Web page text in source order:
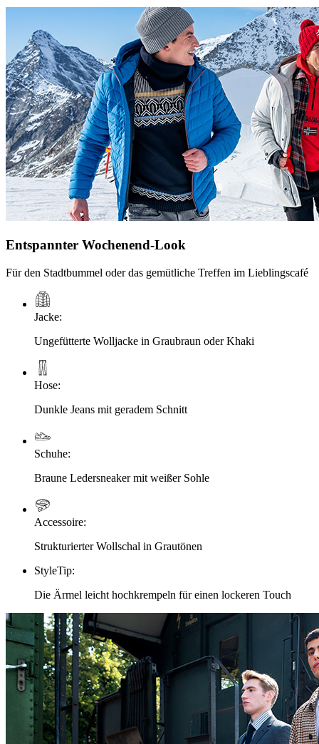
Entspannter Wochenend-Look
Für den Stadtbummel oder das gemütliche Treffen im Lieblingscafé
Jacke:
Ungefütterte Wolljacke in Graubraun oder Khaki
Hose:
Dunkle Jeans mit geradem Schnitt
Schuhe:
Braune Ledersneaker mit weißer Sohle
Accessoire:
Strukturierter Wollschal in Grautönen
StyleTip:
Die Ärmel leicht hochkrempeln für einen lockeren Touch